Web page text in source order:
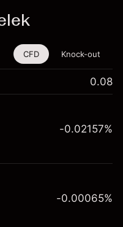
ken és Knock-
CFD Knock-out
0.08
-0.02157%
-0.00065%